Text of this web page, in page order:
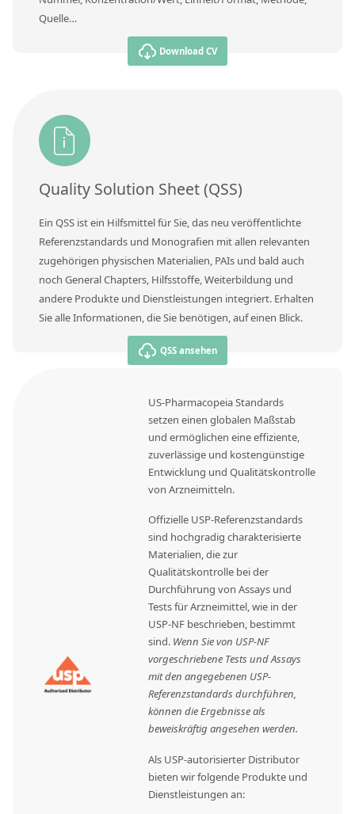
Quelle…
Download CV
Quality Solution Sheet (QSS)
Ein QSS ist ein Hilfsmittel für Sie, das neu veröffentlichte
Referenzstandards und Monografien mit allen relevanten
zugehörigen physischen Materialien, PAIs und bald auch
noch General Chapters, Hilfsstoffe, Weiterbildung und
andere Produkte und Dienstleistungen integriert. Erhalten
Sie alle Informationen, die Sie benötigen, auf einen Blick.
QSS ansehen
US-Pharmacopeia Standards
setzen einen globalen Maßstab
und ermöglichen eine effiziente,
zuverlässige und kostengünstige
Entwicklung und Qualitätskontrolle
von Arzneimitteln.
Offizielle USP-Referenzstandards
sind hochgradig charakterisierte
Materialien, die zur
Qualitätskontrolle bei der
Durchführung von Assays und
Tests für Arzneimittel, wie in der
USP-NF beschrieben, bestimmt
sind. Wenn Sie von USP-NF
vorgeschriebene Tests und Assays
mit den angegebenen USP-
Referenzstandards durchführen,
können die Ergebnisse als
beweiskräftig angesehen werden.
Als USP-autorisierter Distributor
bieten wir folgende Produkte und
Dienstleistungen an: